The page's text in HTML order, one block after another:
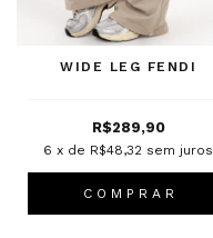
WIDE LEG FENDI
R$289,90
6 x de R$48,32 sem juros
C O M P R A R